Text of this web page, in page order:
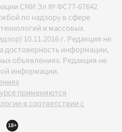
СМИ Эл № ФС77-67642
по надзору в сфере
и массовых
10.11.2016 г. Редакция не
достоверность информации,
объявлениях. Редакция не
информации.
применяются
в соответствии с
18+